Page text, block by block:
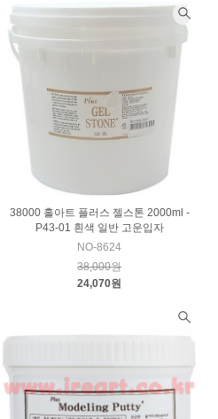
38000 홀아트 플러스 젤스톤 2000ml -
P43-01 흰색 일반 고운입자
NO-8624
38,000원
24,070원